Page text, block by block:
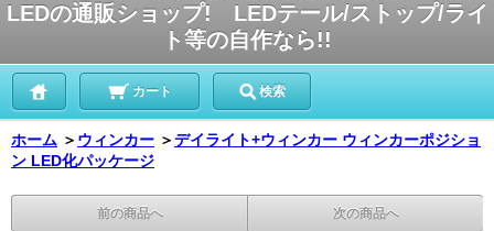
LEDの通販ショップ! LEDテール/ストップ/ライ
ト等の自作なら!!
カート 検索
ホーム ＞ ウィンカー ＞デイライト+ウィンカー ウィンカーポジショ
ン LED化パッケージ
前の商品へ 次の商品へ